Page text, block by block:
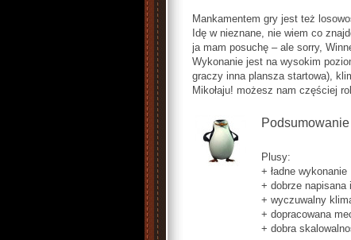
Mankamentem gry jest też
Idę w nieznane, nie wiem co
ja mam posuchę – ale sorry,
Wykonanie jest na wysokim
graczy inna plansza startowa),
Mikołaju! możesz nam częściej
Podsumowanie
Plusy:
+ ładne wykonanie
+ dobrze napisana
+ wyczuwalny
+ dopracowana
+ dobra